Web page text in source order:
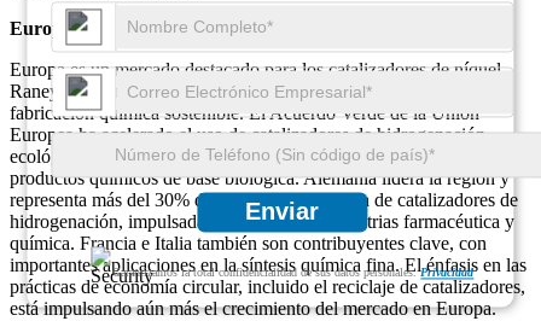
Enviar
Garantizamos la total confidencialidad de sus datos personales.Privacidad
Europa
Europa es un mercado destacado para los catalizadores de níquel
Raney, particularmente en aplicaciones farmacéuticas y de
fabricación química sostenible. El Acuerdo Verde de la Unión
Europea ha acelerado el uso de catalizadores de hidrogenación
ecológicos, favoreciendo el níquel Raney para la producción de
productos químicos de base biológica. Alemania lidera la región y
representa más del 30% de la demanda europea de catalizadores de
hidrogenación, impulsada por sus sólidas industrias farmacéutica y
química. Francia e Italia también son contribuyentes clave, con
importantes aplicaciones en la síntesis química fina. El énfasis en las
prácticas de economía circular, incluido el reciclaje de catalizadores,
está impulsando aún más el crecimiento del mercado en Europa.